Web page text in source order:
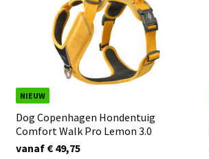
NIEUW
Dog Copenhagen Hondentuig
Comfort Walk Pro Lemon 3.0
vanaf € 49,75